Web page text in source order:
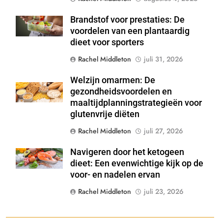
Shutterstock
Brandstof voor prestaties: De
voordelen van een plantaardig
dieet voor sporters
Rachel Middleton
juli 31, 2026
Shutterstock
Welzijn omarmen: De
gezondheidsvoordelen en
maaltijdplanningstrategieën voor
glutenvrije diëten
Rachel Middleton
juli 27, 2026
Shutterstock
Navigeren door het ketogeen
dieet: Een evenwichtige kijk op de
voor- en nadelen ervan
Rachel Middleton
juli 23, 2026